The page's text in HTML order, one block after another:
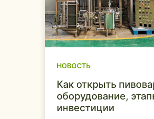
НОВОСТЬ
Как открыть
оборудование,
инвестиции